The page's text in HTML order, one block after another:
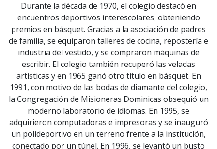
Durante la década de 1970, el colegio destacó en
encuentros deportivos interescolares, obteniendo
premios en básquet. Gracias a la asociación de padres
de familia, se equiparon talleres de cocina, repostería e
industria del vestido, y se compraron máquinas de
escribir. El colegio también recuperó las veladas
artísticas y en 1965 ganó otro título en básquet. En
1991, con motivo de las bodas de diamante del colegio,
la Congregación de Misioneras Dominicas obsequió un
moderno laboratorio de idiomas. En 1995, se
adquirieron computadoras e impresoras y se inauguró
un polideportivo en un terreno frente a la institución,
conectado por un túnel. En 1996, se levantó un busto